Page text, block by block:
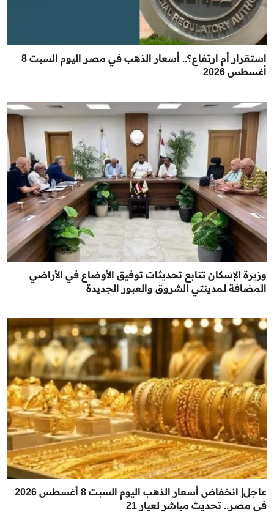
استقرار أم ارتفاع؟.. أسعار الذهب في مصر اليوم السبت 8
أغسطس 2026
وزيرة الإسكان تتابع تحديثات توفيق الأوضاع في الأراضي
المضافة لمدينتي الشروق والعبور الجديدة
عاجل| انخفاض أسعار الذهب اليوم السبت 8 أغسطس 2026
في مصر.. تحديث مباشر لعيار 21